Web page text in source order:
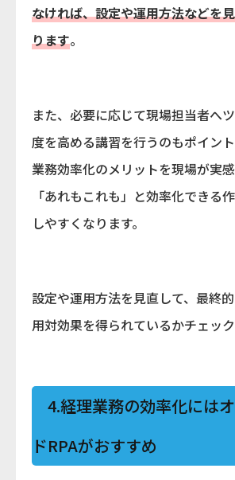
なければ、設定や運用方法などを
ります。
また、必要に応じて現場担当者へ
度を高める講習を行うのもポイン
業務効率化のメリットを現場が実感
「あれもこれも」と効率化できる
しやすくなります。
設定や運用方法を見直して、最終
用対効果を得られているかチェック
4.経理業務の効率化には
ドRPAがおすすめ